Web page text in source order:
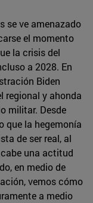
se ve amenazado
el momento
la crisis del
a 2028. En
Biden
regional y ahonda
militar. Desde
que la hegemonía
de ser real, al
una actitud
en medio de
vemos cómo
a medio